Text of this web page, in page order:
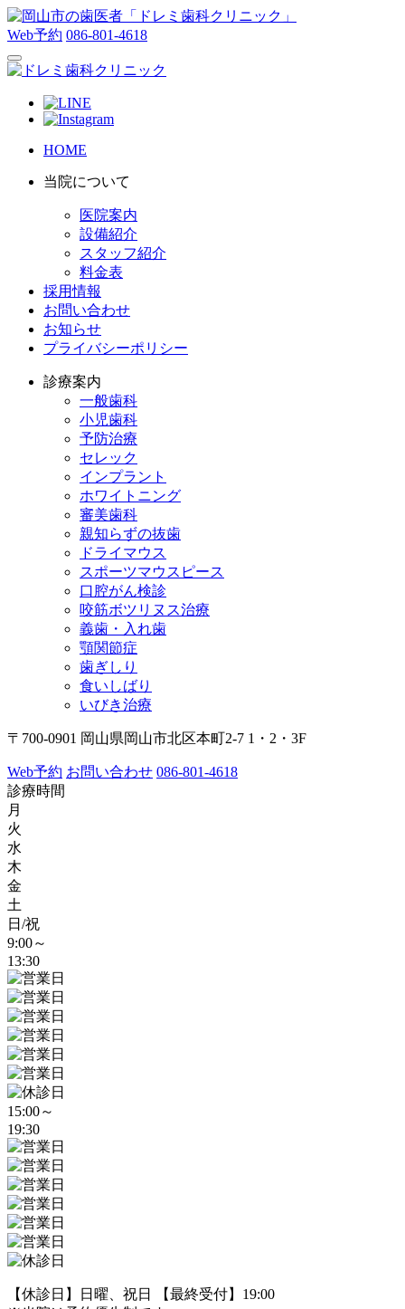
Web予約 086-801-4618
HOME
当院について
医院案内
設備紹介
スタッフ紹介
料金表
採用情報
お問い合わせ
お知らせ
プライバシーポリシー
診療案内
一般歯科
小児歯科
予防治療
セレック
インプラント
ホワイトニング
審美歯科
親知らずの抜歯
ドライマウス
スポーツマウスピース
口腔がん検診
咬筋ボツリヌス治療
義歯・入れ歯
顎関節症
歯ぎしり
食いしばり
いびき治療
〒700-0901 岡山県岡山市北区本町2-7 1・2・3F
Web予約 お問い合わせ 086-801-4618
診療時間
月
火
水
木
金
土
日/祝
9:00～
13:30
15:00～
19:30
【休診日】日曜、祝日 【最終受付】19:00